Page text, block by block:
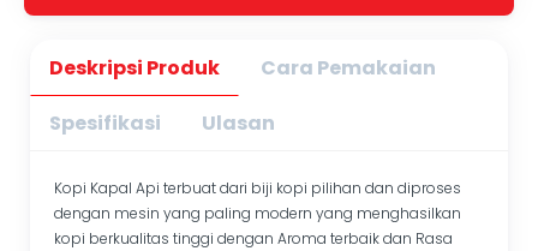
Deskripsi Produk
Cara Pemakaian
Spesifikasi
Ulasan
Kopi Kapal Api terbuat dari biji kopi pilihan dan diproses
dengan mesin yang paling modern yang menghasilkan
kopi berkualitas tinggi dengan Aroma terbaik dan Rasa